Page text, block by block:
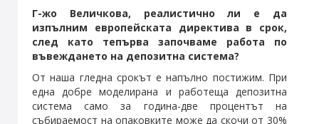
Г-жо Величкова, реалистично ли е да
изпълним европейската директива в срок,
след като тепърва започваме работа по
въвеждането на депозитна система?
От наша гледна срокът е напълно постижим. При
една добре моделирана и работеща депозитна
система само за година-две процентът на
събираемост на опаковките може да скочи от 30%